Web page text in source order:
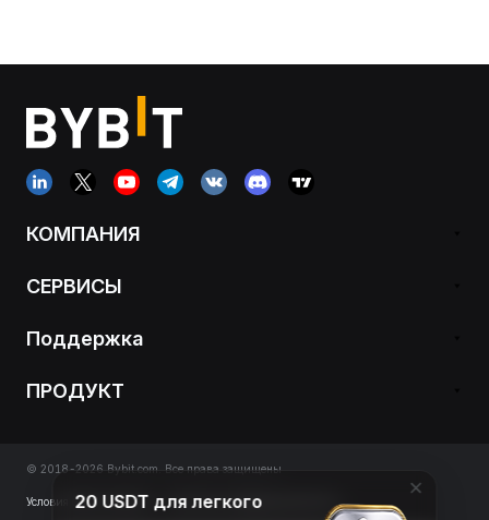
КОМПАНИЯ
СЕРВИСЫ
Поддержка
ПРОДУКТ
© 2018-2026 Bybit.com. Все права защищены
Условия обслуживания | Политика конфиденциальности
20 USDT для легкого